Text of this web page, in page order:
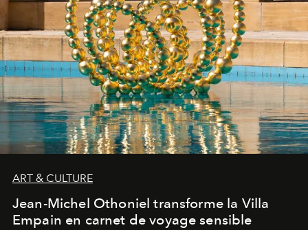
ART & CULTURE
Jean-Michel Othoniel transforme la Villa
Empain en carnet de voyage sensible